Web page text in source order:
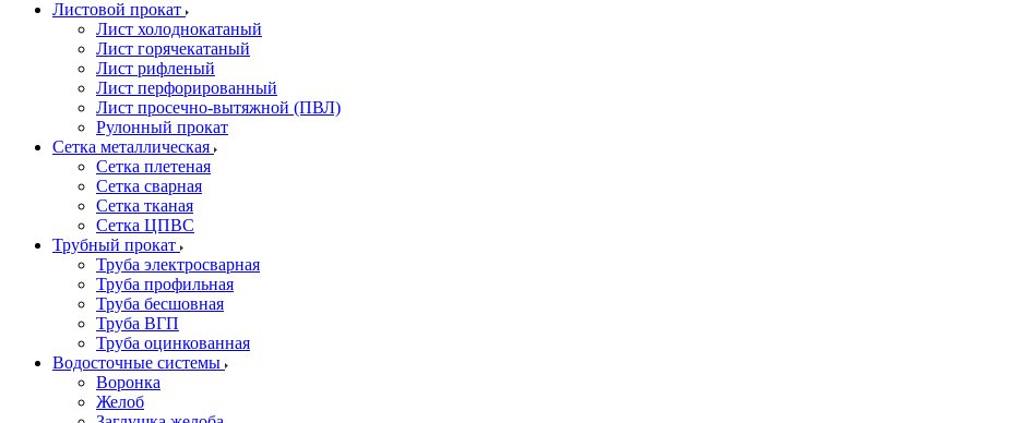
Листовой прокат
Лист холоднокатаный
Лист горячекатаный
Лист рифленый
Лист перфорированный
Лист просечно-вытяжной (ПВЛ)
Рулонный прокат
Сетка металлическая
Сетка плетеная
Сетка сварная
Сетка тканая
Сетка ЦПВС
Трубный прокат
Труба электросварная
Труба профильная
Труба бесшовная
Труба ВГП
Труба оцинкованная
Водосточные системы
Воронка
Желоб